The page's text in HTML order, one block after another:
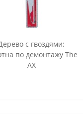
с гвоздями:
по демонтажу The
AX